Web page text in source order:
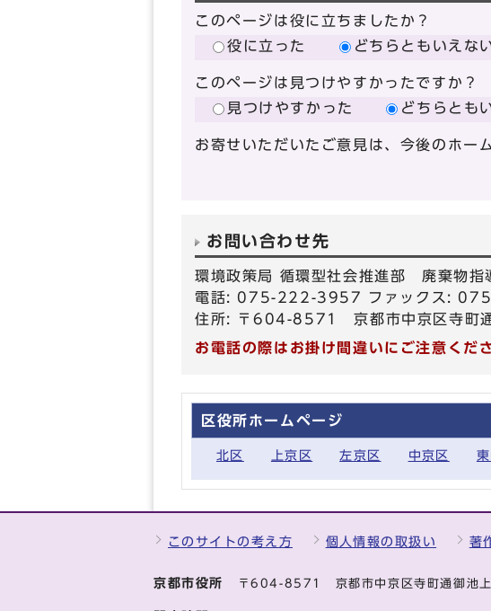
このページは役に立ちましたか？
役に立った
どちらともいえな
このページは見つけやすかったですか？
見つけやすかった
どちらとも
お寄せいただいたご意見は、今後のホー
お問い合わせ先
環境政策局 循環型社会推進部 廃棄物指
電話: 075-222-3957 ファックス:
住所: 〒604-8571 京都市中京区寺町
お電話の際はお掛け間違いにご注意くだ
区役所ホームページ
北区 上京区 左京区 中京区
このサイトの考え方 個人情報の取扱い 著
京都市役所 〒604-8571 京都市中京区寺町通御池